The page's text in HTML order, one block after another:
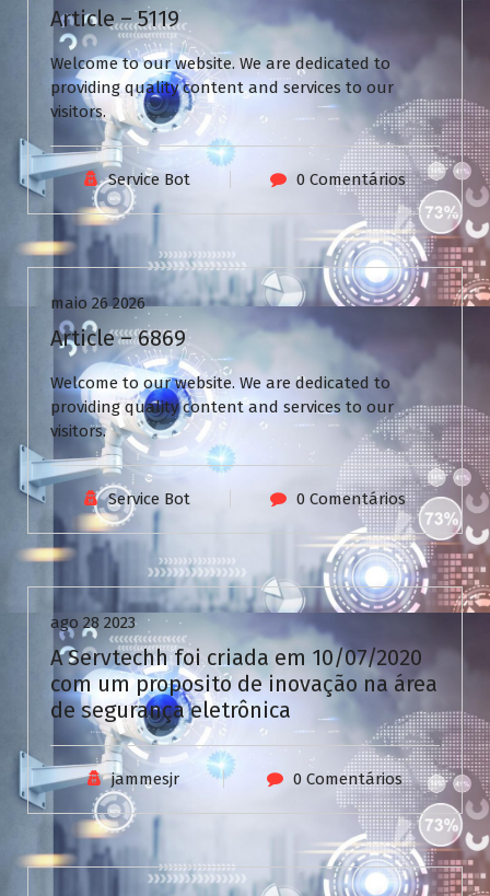
Article – 5119
Welcome to our website. We are dedicated to
providing quality content and services to our
visitors.
Service Bot 0 Comentários
Uncategorized
maio 26 2026
Article – 6869
Welcome to our website. We are dedicated to
providing quality content and services to our
visitors.
N
C
a
s
i
n
o
Service Bot 0 Comentários
Uncategorized
ago 28 2023
A Servtechh foi criada em 10/07/2020
com um proposito de inovação na área
de segurança eletrônica
jammesjr 0 Comentários
Uncategorized